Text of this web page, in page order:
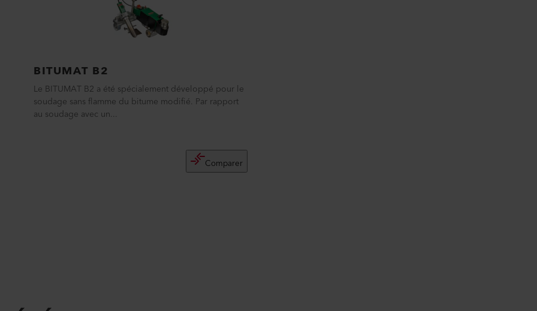
BITUMAT B2
Le BITUMAT B2 a été spécialement développé pour le
soudage sans flamme du bitume modifié. Par rapport
au soudage avec un...
Comparer